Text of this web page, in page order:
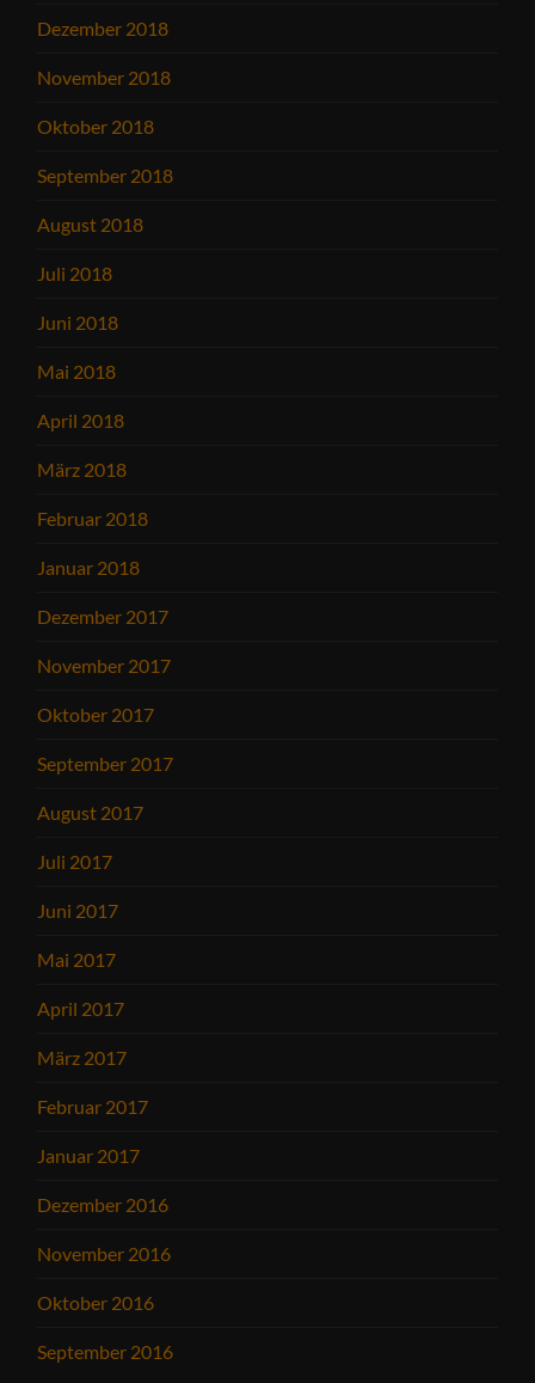
Dezember 2018
November 2018
Oktober 2018
September 2018
August 2018
Juli 2018
Juni 2018
Mai 2018
April 2018
März 2018
Februar 2018
Januar 2018
Dezember 2017
November 2017
Oktober 2017
September 2017
August 2017
Juli 2017
Juni 2017
Mai 2017
April 2017
März 2017
Februar 2017
Januar 2017
Dezember 2016
November 2016
Oktober 2016
September 2016